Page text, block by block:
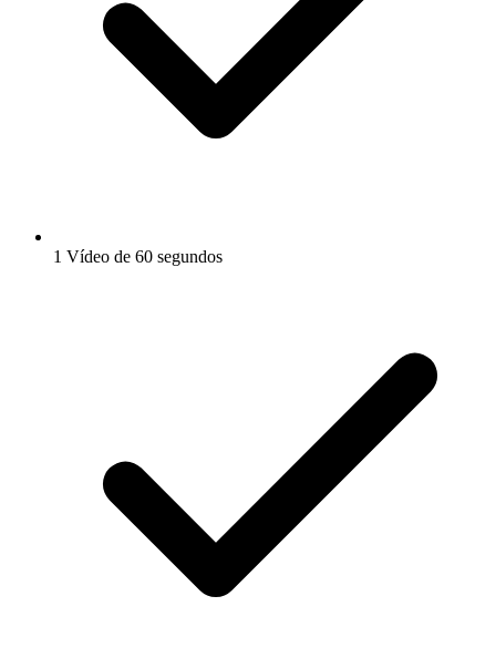
1 Vídeo de 60 segundos